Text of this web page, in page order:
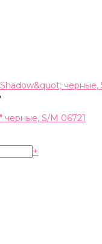
черные, S/M 06721
+